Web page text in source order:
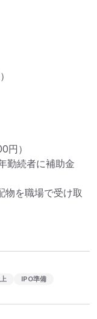
円）
勤続者に補助金
を職場で受け取
IPO準備